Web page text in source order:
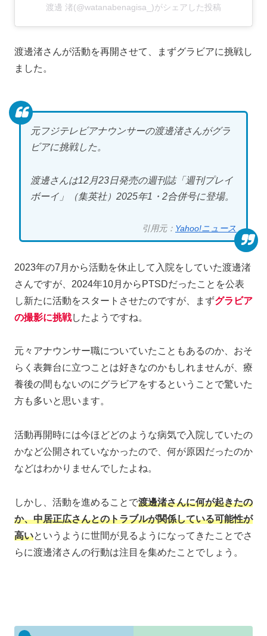
渡邊 渚(@watanabenagisa_)がシェアした投稿
渡邊渚さんが活動を再開させて、まずグラビアに挑戦し
ました。
元フジテレビアナウンサーの渡邊渚さんがグラ
ビアに挑戦した。
渡邊さんは12月23日発売の週刊誌「週刊プレイ
ボーイ」（集英社）2025年1・2合併号に登場。
引用元： Yahoo!ニュース
2023年の7月から活動を休止して入院をしていた渡邊渚
さんですが、2024年10月からPTSDだったことを公表
し新たに活動をスタートさせたのですが、まずグラビア
の撮影に挑戦したようですね。
元々アナウンサー職についていたこともあるのか、おそ
らく表舞台に立つことは好きなのかもしれませんが、療
養後の間もないのにグラビアをするということで驚いた
方も多いと思います。
活動再開時には今ほどどのような病気で入院していたの
かなど公開されていなかったので、何が原因だったのか
などはわかりませんでしたよね。
しかし、活動を進めることで渡邊渚さんに何が起きたの
か、中居正広さんとのトラブルが関係している可能性が
高いというように世間が見るようになってきたことでさ
らに渡邊渚さんの行動は注目を集めたことでしょう。